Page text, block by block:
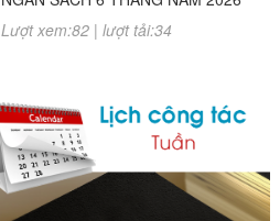
Lượt xem:82 | lượt tải:34